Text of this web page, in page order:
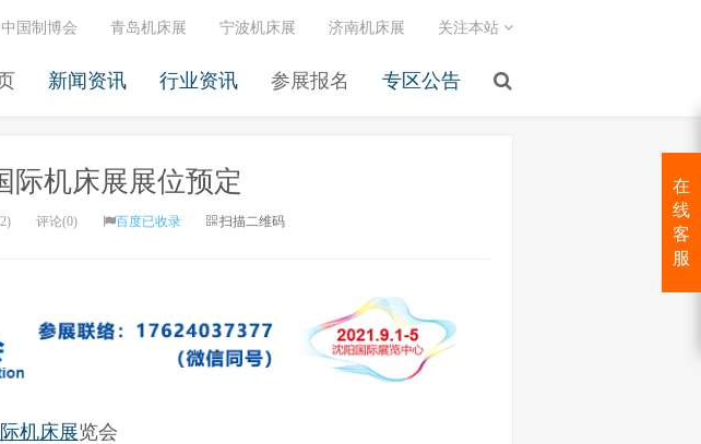
新闻资讯 行业资讯 参展报名 专区公告
中国制博会 青岛机床展 宁波机床展 济南机床展 关注本站
际机床展展位预定
评论(0) 百度已收录 扫描二维码
机床展览会
在
线
客
服